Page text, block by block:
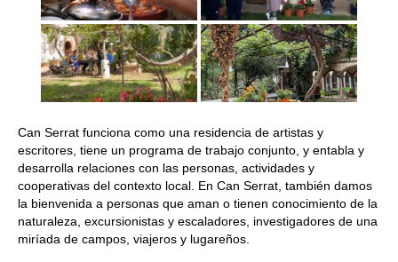
Can Serrat funciona como una residencia de artistas y
escritores, tiene un programa de trabajo conjunto, y entabla y
desarrolla relaciones con las personas, actividades y
cooperativas del contexto local. En Can Serrat, también damos
la bienvenida a personas que aman o tienen conocimiento de la
naturaleza, excursionistas y escaladores, investigadores de una
miríada de campos, viajeros y lugareños.